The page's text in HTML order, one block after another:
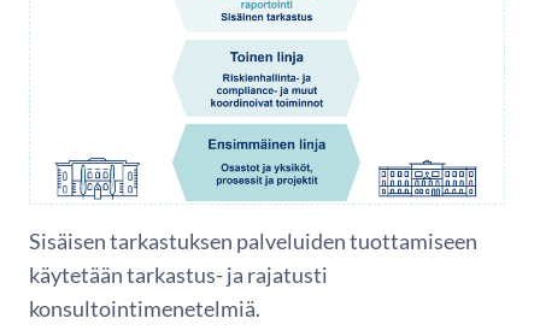
Sisäisen tarkastuksen palveluiden tuottamiseen
käytetään tarkastus- ja rajatusti
konsultointimenetelmiä.